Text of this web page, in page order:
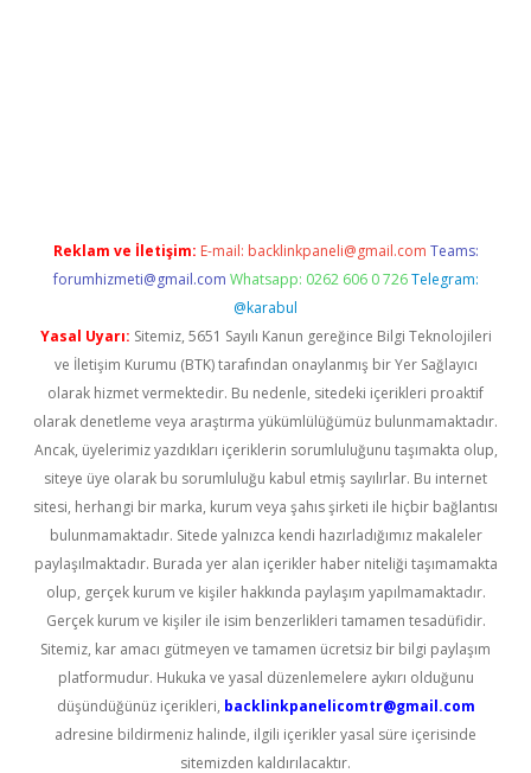
Reklam ve İletişim: E-mail: backlinkpaneli@gmail.com Teams:
forumhizmeti@gmail.com Whatsapp: 0262 606 0 726 Telegram:
@karabul
Yasal Uyarı: Sitemiz, 5651 Sayılı Kanun gereğince Bilgi Teknolojileri
ve İletişim Kurumu (BTK) tarafından onaylanmış bir Yer Sağlayıcı
olarak hizmet vermektedir. Bu nedenle, sitedeki içerikleri proaktif
olarak denetleme veya araştırma yükümlülüğümüz bulunmamaktadır.
Ancak, üyelerimiz yazdıkları içeriklerin sorumluluğunu taşımakta olup,
siteye üye olarak bu sorumluluğu kabul etmiş sayılırlar. Bu internet
sitesi, herhangi bir marka, kurum veya şahıs şirketi ile hiçbir bağlantısı
bulunmamaktadır. Sitede yalnızca kendi hazırladığımız makaleler
paylaşılmaktadır. Burada yer alan içerikler haber niteliği taşımamakta
olup, gerçek kurum ve kişiler hakkında paylaşım yapılmamaktadır.
Gerçek kurum ve kişiler ile isim benzerlikleri tamamen tesadüfidir.
Sitemiz, kar amacı gütmeyen ve tamamen ücretsiz bir bilgi paylaşım
platformudur. Hukuka ve yasal düzenlemelere aykırı olduğunu
düşündüğünüz içerikleri, backlinkpanelicomtr@gmail.com
adresine bildirmeniz halinde, ilgili içerikler yasal süre içerisinde
sitemizden kaldırılacaktır.